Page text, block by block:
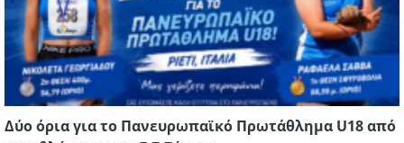
Δύο όρια για το Πανευρωπαϊκό Πρωτάθλημα U18 από